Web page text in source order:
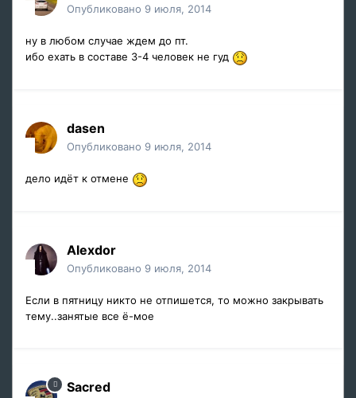
Опубликовано 9 июля, 2014
ну в любом случае ждем до пт.
ибо ехать в составе 3-4 человек не гуд
dasen
Опубликовано 9 июля, 2014
дело идёт к отмене
Alexdor
Опубликовано 9 июля, 2014
Если в пятницу никто не отпишется, то можно закрывать
тему..занятые все ё-мое
Sacred